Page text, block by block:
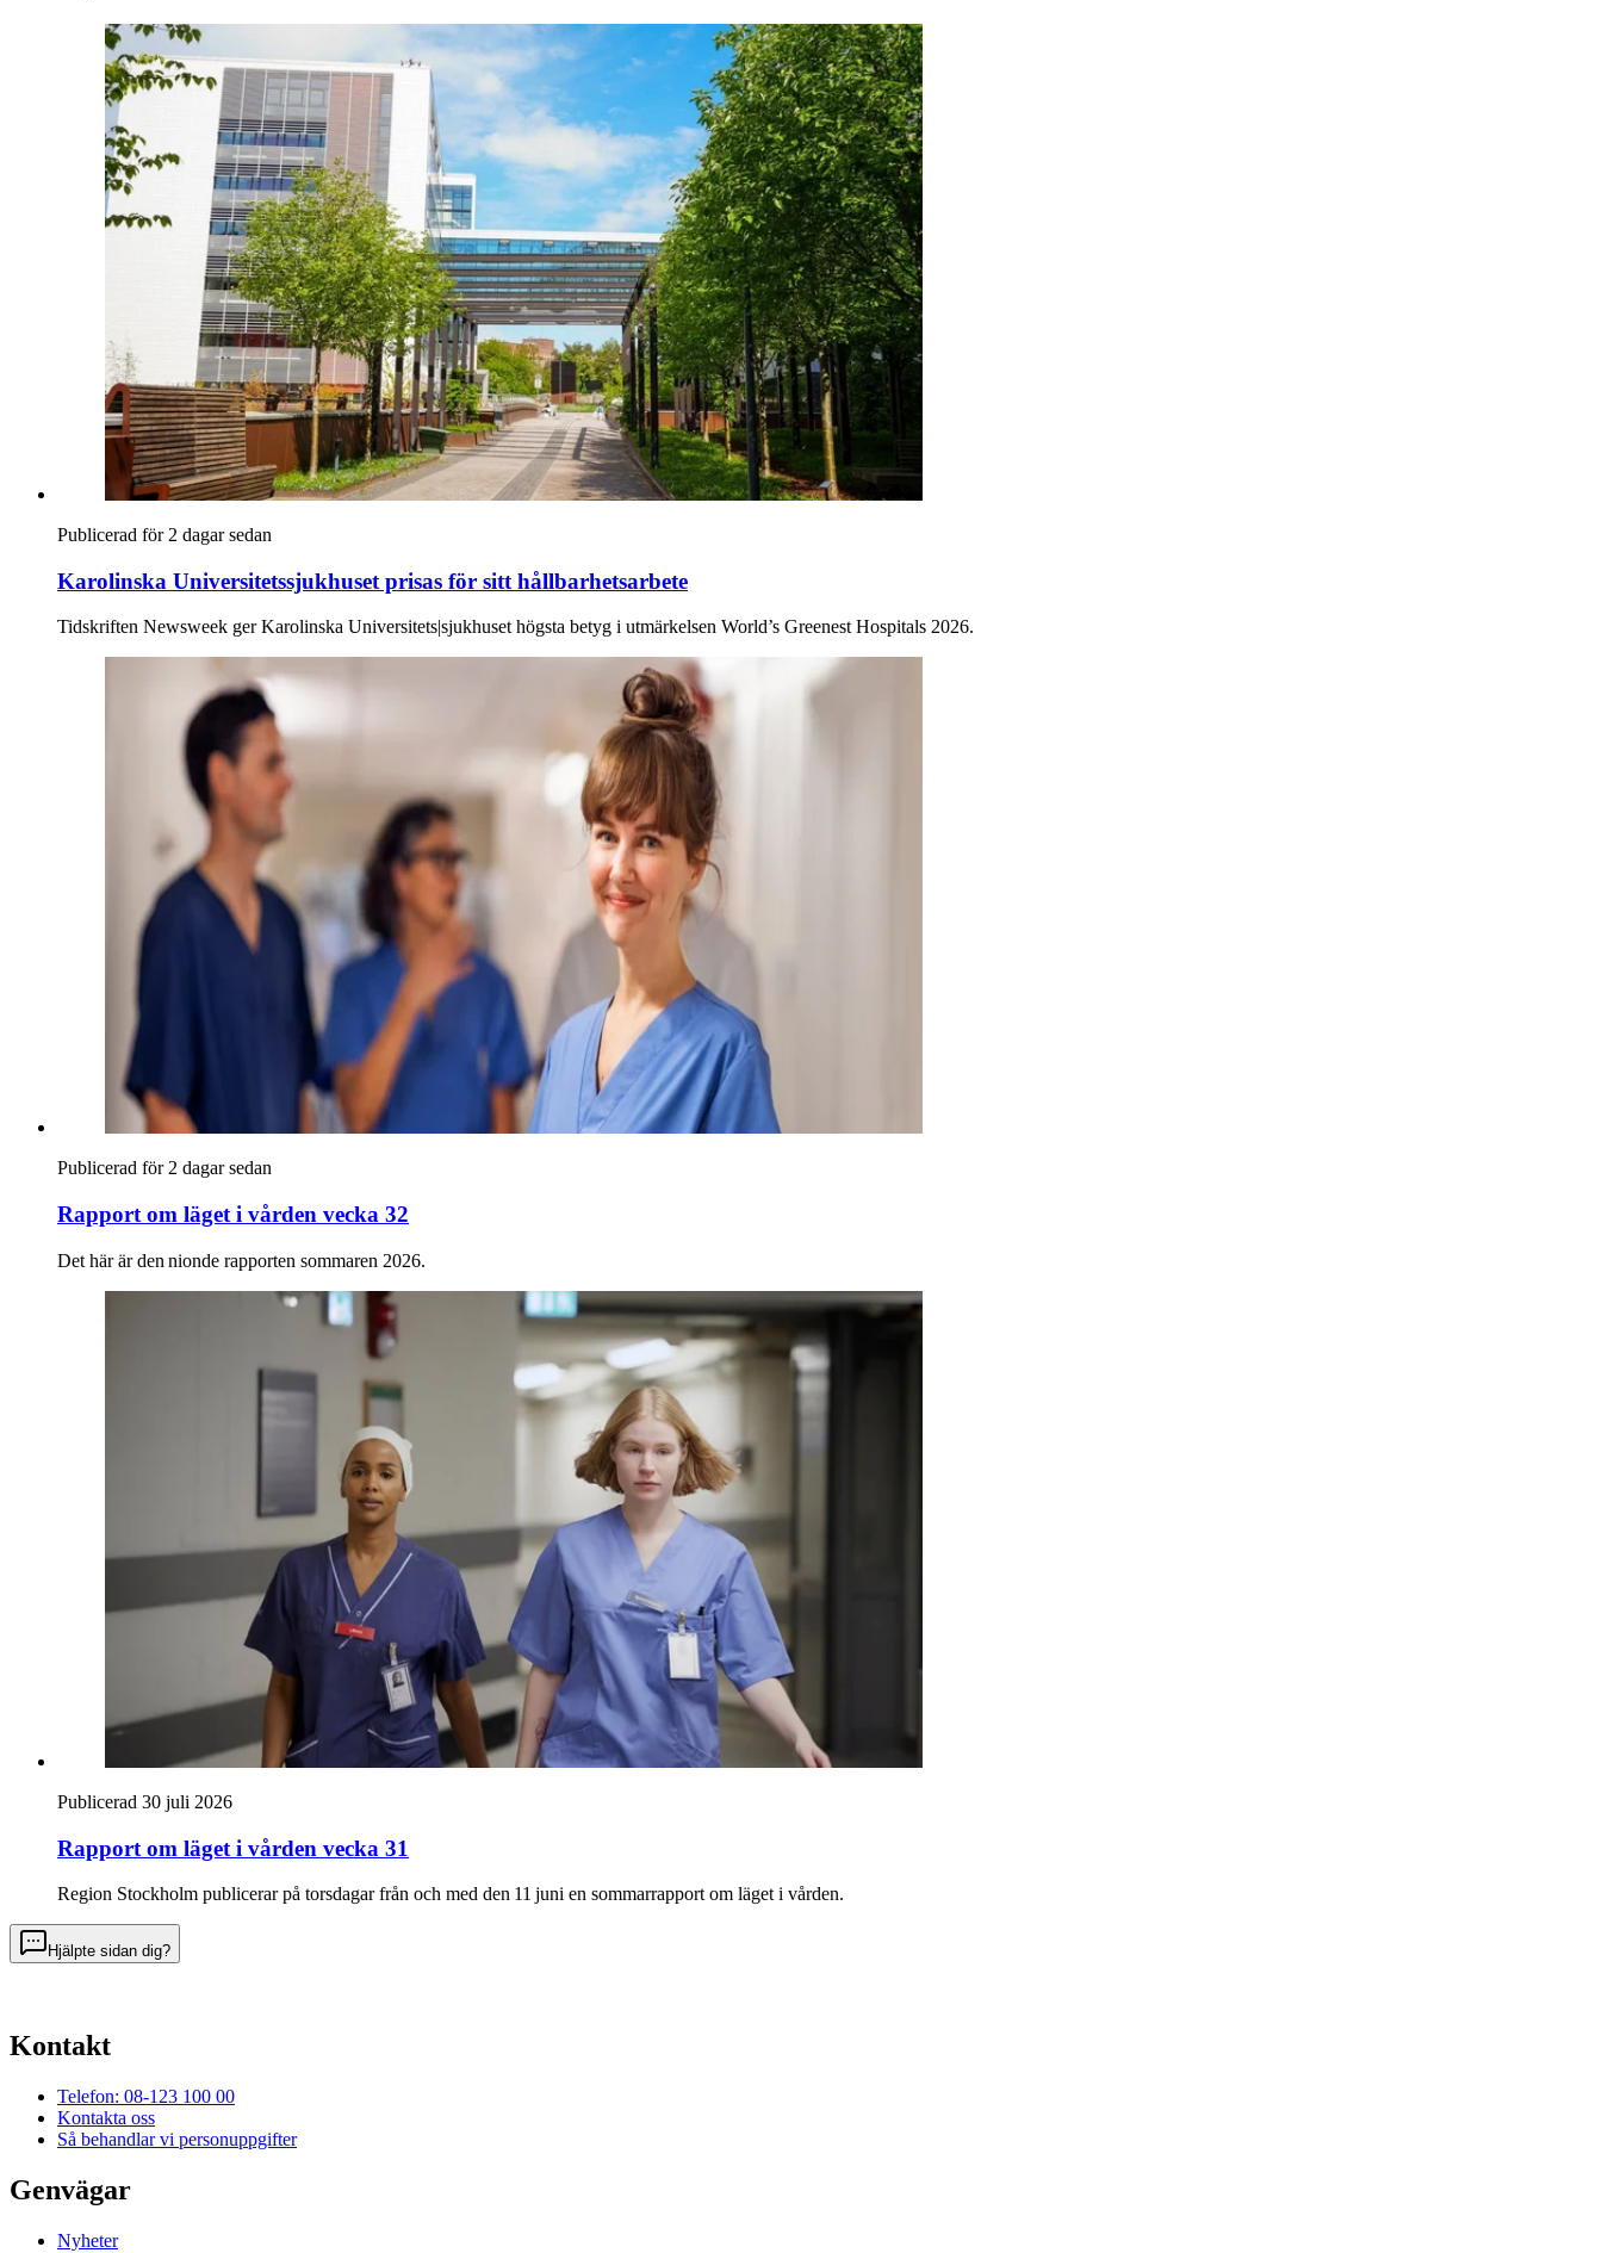
Publicerad för 2 dagar sedan
Karolinska Universitetssjukhuset prisas för sitt hållbarhetsarbete
Tidskriften Newsweek ger Karolinska Universitets|sjukhuset högsta betyg i utmärkelsen World’s Greenest Hospitals 2026.
Publicerad för 2 dagar sedan
Rapport om läget i vården vecka 32
Det här är den nionde rapporten sommaren 2026.
Publicerad 30 juli 2026
Rapport om läget i vården vecka 31
Region Stockholm publicerar på torsdagar från och med den 11 juni en sommarrapport om läget i vården.
Hjälpte sidan dig?
Kontakt
Telefon: 08-123 100 00
Kontakta oss
Så behandlar vi personuppgifter
Genvägar
Nyheter